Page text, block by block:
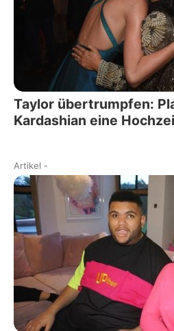
Taylor übertrumpfen:
Kardashian eine
Artikel -